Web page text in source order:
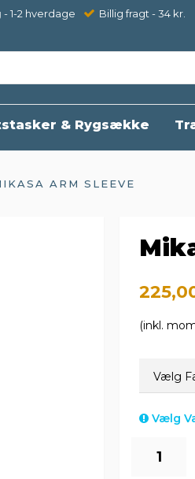
- 1-2 hverdage Billig fragt - 34 kr.
& Rygsække
ARM SLEEVE
(inkl.
Vælg
Vælg